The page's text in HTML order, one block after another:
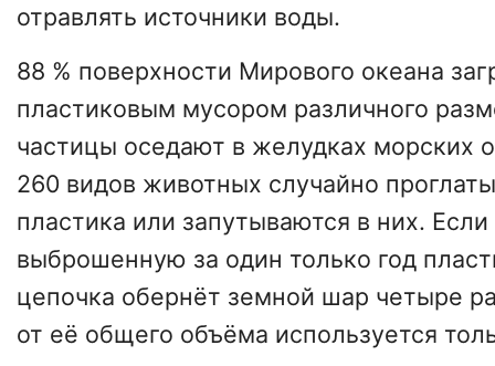
отравлять источники воды.
88 % поверхности Мирового океана
пластиковым мусором различного
частицы оседают в желудках морских
260 видов животных случайно
пластика или запутываются в них.
выброшенную за один только год
цепочка обернёт земной шар четыре
от её общего объёма используется